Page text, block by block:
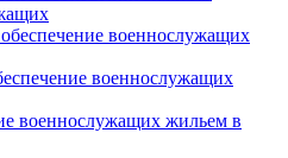
военнослужащих
военнослужащих
военнослужащих жильем в